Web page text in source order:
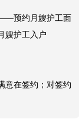
预约月嫂护工面
护工入户
在签约；对签约